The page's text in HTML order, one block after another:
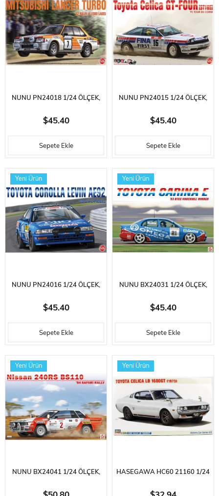
NUNU PN24018 1/24 ÖLÇEK,
MITSUBISHI LANCER TURBO
(1982 RALLY OF 1000 LAKES),
OTOMOBIL PLASTIK MODEL
$45.40
Sepete Ekle
NUNU PN24015 1/24 ÖLÇEK,
TOYOTA CELICA GT-FOUR
ST165 (1991 TOUR DE CORSE),
OTOMOBIL PLASTIK MODEL
$45.40
Sepete Ekle
NUNU PN24016 1/24 ÖLÇEK,
TOYOTA COROLLA LEVIN AE92
(1989 SPA 24 HOURS),
OTOMOBIL PLASTIK MODEL
$45.40
Sepete Ekle
Yeni Ürün
NUNU BX24031 1/24 ÖLÇEK,
TOYOTA CARINA E (1993 BTCC
KNOCKHILL WINNER),
OTOMOBIL PLASTIK MODEL
$45.40
Sepete Ekle
Yeni Ürün
NUNU BX24041 1/24 ÖLÇEK,
NISSAN 240 RS BS110 (1984
Yeni Ürün
HASEGAWA HC60 21160 1/24
ÖLÇEK, TOYOTO CELICA LB
Yeni Ürün